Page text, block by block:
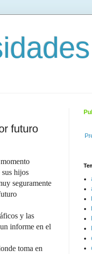
futuro
hijos
seguramente
y las
informe en el
toma en